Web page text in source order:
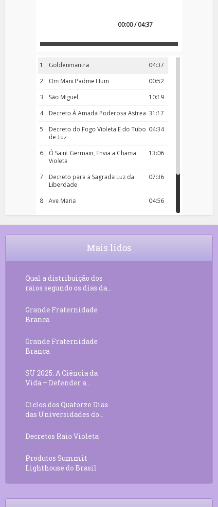
00:00 / 04:37
1 04:37
Goldenmantra
2
00:52
Om Mani Padme Hum
3
10:19
São Miguel
4
31:17
Decreto À Amada Poderosa Astrea
5
04:34
Decreto do Fogo Violeta E do Tubo
de Luz
6
13:06
Ó Saint Germain, Envia a Chama
Violeta
7
07:36
Decreto para a Sagrada Luz da
Liberdade
8
04:56
Ave Maria
9
18:00
Rosário da Criança
10
04:43
Decreto 50.03 – Diante da Vossa
Mais lidos
Qual a distribuição dos
raios segundo os dias da...
Grande Fraternidade
Branca
Grande Fraternidade
Branca
SU 2025: A Ciência da
Vida – Defender a...
Ciclos dos Quatorze Dias
das Universidades do...
Decretos Raio Violeta
Produtos Summit
Lighthouse do Brasil